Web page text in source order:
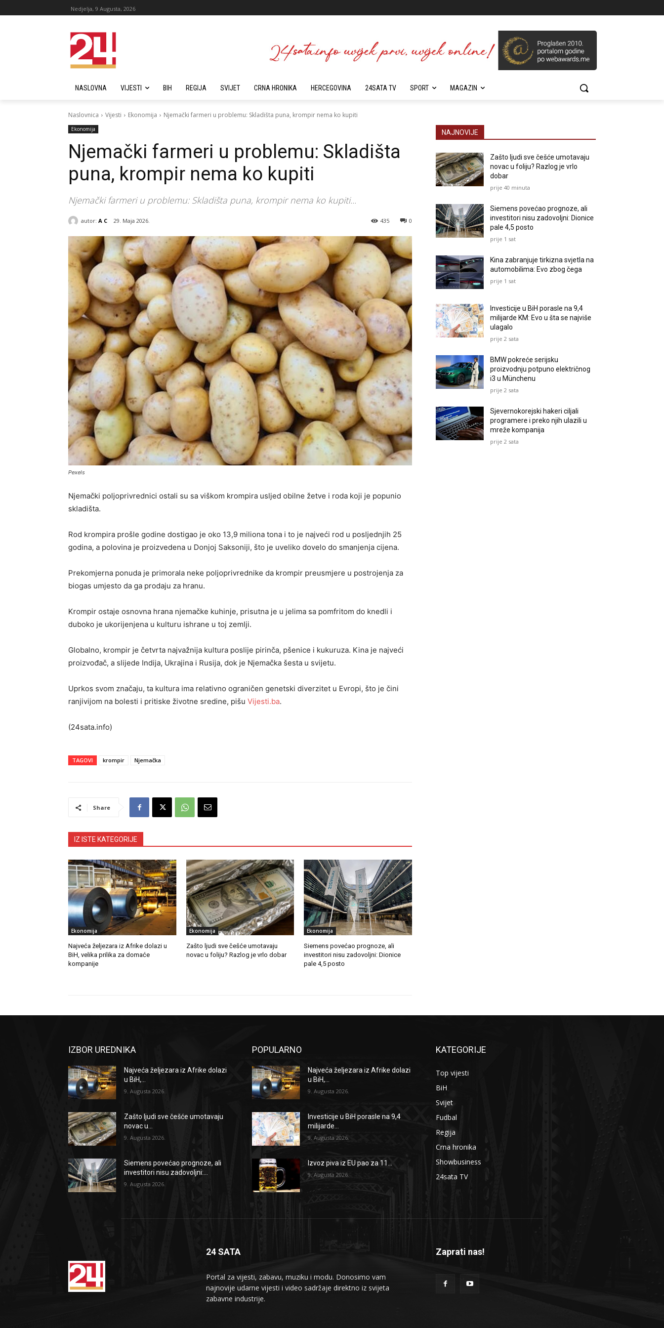
Nedjelja, 9 Augusta, 2026
NASLOVNA VIJESTI BIH REGIJA SVIJET CRNA HRONIKA HERCEGOVINA 24SATA TV SPORT MAGAZIN
Naslovnica Vijesti Ekonomija Njemački farmeri u problemu: Skladišta puna, krompir nema ko kupiti
Ekonomija
Njemački farmeri u problemu: Skladišta
puna, krompir nema ko kupiti
Njemački farmeri u problemu: Skladišta puna, krompir nema ko kupiti...
autor: A C 29. Maja 2026. 0
435
Pexels
Njemački poljoprivrednici ostali su sa viškom krompira usljed obilne žetve i roda koji je popunio
skladišta.
Rod krompira prošle godine dostigao je oko 13,9 miliona tona i to je najveći rod u posljednjih 25
godina, a polovina je proizvedena u Donjoj Saksoniji, što je uveliko dovelo do smanjenja cijena.
Prekomjerna ponuda je primorala neke poljoprivrednike da krompir preusmjere u postrojenja za
biogas umjesto da ga prodaju za hranu.
Krompir ostaje osnovna hrana njemačke kuhinje, prisutna je u jelima sa pomfritom do knedli i
duboko je ukorijenjena u kulturu ishrane u toj zemlji.
Globalno, krompir je četvrta najvažnija kultura poslije pirinča, pšenice i kukuruza. Kina je najveći
proizvođač, a slijede Indija, Ukrajina i Rusija, dok je Njemačka šesta u svijetu.
Uprkos svom značaju, ta kultura ima relativno ograničen genetski diverzitet u Evropi, što je čini
ranjivijom na bolesti i pritiske životne sredine, pišu Vijesti.ba.
(24sata.info)
TAGOVI krompir Njemačka
Share
IZ ISTE KATEGORIJE
Ekonomija
Najveća željezara iz Afrike dolazi u
BiH, velika prilika za domaće
kompanije
Ekonomija
Zašto ljudi sve češće umotavaju
novac u foliju? Razlog je vrlo dobar
Ekonomija
Siemens povećao prognoze, ali
investitori nisu zadovoljni: Dionice
pale 4,5 posto
NAJNOVIJE
Zašto ljudi sve češće umotavaju
novac u foliju? Razlog je vrlo
dobar
prije 40 minuta
Siemens povećao prognoze, ali
investitori nisu zadovoljni: Dionice
pale 4,5 posto
prije 1 sat
Kina zabranjuje tirkizna svjetla na
automobilima: Evo zbog čega
prije 1 sat
Investicije u BiH porasle na 9,4
milijarde KM: Evo u šta se najviše
ulagalo
prije 2 sata
BMW pokreće serijsku
proizvodnju potpuno električnog
i3 u Münchenu
prije 2 sata
Sjevernokorejski hakeri ciljali
programere i preko njih ulazili u
mreže kompanija
prije 2 sata
IZBOR UREDNIKA
Najveća željezara iz Afrike dolazi
u BiH,...
9. Augusta 2026.
Zašto ljudi sve češće umotavaju
novac u...
9. Augusta 2026.
Siemens povećao prognoze, ali
investitori nisu zadovoljni:...
9. Augusta 2026.
POPULARNO
Najveća željezara iz Afrike dolazi
u BiH,...
9. Augusta 2026.
Investicije u BiH porasle na 9,4
milijarde...
9. Augusta 2026.
Izvoz piva iz EU pao za 11...
9. Augusta 2026.
KATEGORIJE
Top vijesti
BiH
Svijet
Fudbal
Regija
Crna hronika
Showbusiness
24sata TV
24 SATA
Portal za vijesti, zabavu, muziku i modu. Donosimo vam
najnovije udarne vijesti i video sadržaje direktno iz svijeta
zabavne industrije.
Zaprati nas!